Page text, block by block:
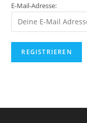
E-Mail-Adresse: